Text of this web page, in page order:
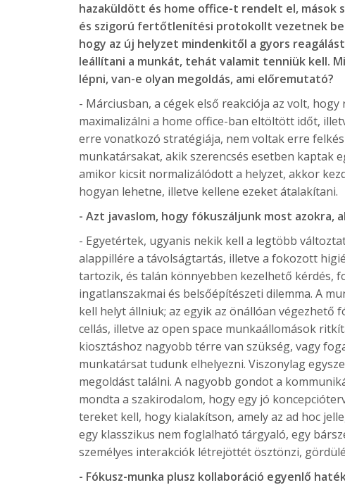
hazaküldött és home office-t rendelt el,
és szigorú fertőtlenítési protokollt vezetnek
hogy az új helyzet mindenkitől a gyors
leállítani a munkát, tehát valamit tenniük kell.
lépni, van-e olyan megoldás, ami előremutató?
- Márciusban, a cégek első reakciója az volt,
maximalizálni a home office-ban eltöltött időt,
erre vonatkozó stratégiája, nem voltak erre
munkatársakat, akik szerencsés esetben kaptak
amikor kicsit normalizálódott a helyzet, akkor
hogyan lehetne, illetve kellene ezeket átalakítani.
- Azt javaslom, hogy fókuszáljunk most azokra,
- Egyetértek, ugyanis nekik kell a legtöbb
alappillére a távolságtartás, illetve a fokozott
tartozik, és talán könnyebben kezelhető kérdés,
ingatlanszakmai és belsőépítészeti dilemma. A
kell helyt állniuk; az egyik az önállóan végezhető
cellás, illetve az open space munkaállomások
kiosztáshoz nagyobb térre van szükség, vagy
munkatársat tudunk elhelyezni. Viszonylag
megoldást találni. A nagyobb gondot a
mondta a szakirodalom, hogy egy jó
tereket kell, hogy kialakítson, amely az ad hoc
egy klasszikus nem foglalható tárgyaló, egy
személyes interakciók létrejöttét ösztönzi,
- Fókusz-munka plusz kollaboráció egyenlő